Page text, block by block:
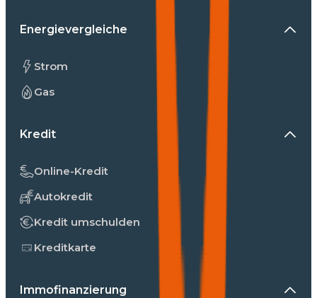
Energievergleiche
Strom
Gas
Kredit
Online-Kredit
Autokredit
Kredit umschulden
Kreditkarte
Immofinanzierung